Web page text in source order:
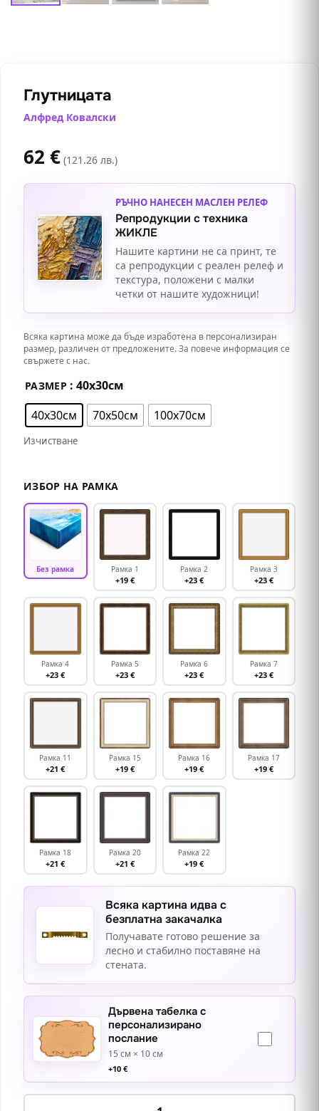
Глутницата
Алфред Ковалски
62 € (121.26 лв.)
РЪЧНО НАНЕСЕН МАСЛЕН РЕЛЕФ
Репродукции с техника
ЖИКЛЕ
Нашите картини не са принт, те
са репродукции с реален релеф и
текстура, положени с малки
четки от нашите художници!
Всяка картина може да бъде изработена в персонализиран
размер, различен от предложените. За повече информация се
свържете с нас.
РАЗМЕР : 40х30см
40х30см
70х50см 100х70см
Изчистване
ИЗБОР НА РАМКА
Без рамка Рамка 1
+19 €
Рамка 2
+23 €
Рамка 3
+23 €
Рамка 4
+23 €
Рамка 5
+23 €
Рамка 6
+23 €
Рамка 7
+23 €
Рамка 11
+21 €
Рамка 15
+19 €
Рамка 16
+19 €
Рамка 17
+19 €
Рамка 18
+21 €
Рамка 20
+21 €
Рамка 22
+19 €
Всяка картина идва с
безплатна закачалка
Получавате готово решение за
лесно и стабилно поставяне на
стената.
Дървена табелка с
персонализирано
послание
15 см × 10 см
+10 €
количество